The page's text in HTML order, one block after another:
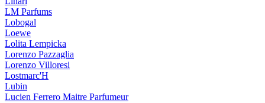
LM Parfums
Lobogal
Loewe
Lolita Lempicka
Lorenzo Pazzaglia
Lorenzo Villoresi
Lostmarc'H
Lubin
Lucien Ferrero Maitre Parfumeur